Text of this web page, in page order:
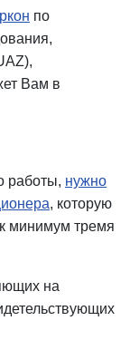
по
Вам в
работы, нужно
, которую
минимум тремя
на